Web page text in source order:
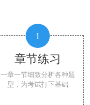
1
章节练习
一章一节细致分析各种题
型，为考试打下基础